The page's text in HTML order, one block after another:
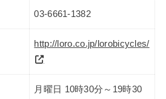
03-6661-1382
http://loro.co.jp/lorobicycles/
月曜日 10時30分～19時30